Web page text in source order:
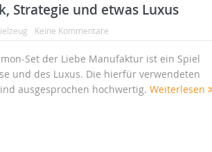
Strategie und etwas Luxus
Keine Kommentare
Set der Liebe Manufaktur ist ein Spiel
und des Luxus. Die hierfür verwendeten
ausgesprochen hochwertig. Weiterlesen